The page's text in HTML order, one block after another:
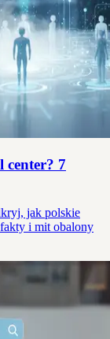
center? 7
jak polskie
i mit obalony